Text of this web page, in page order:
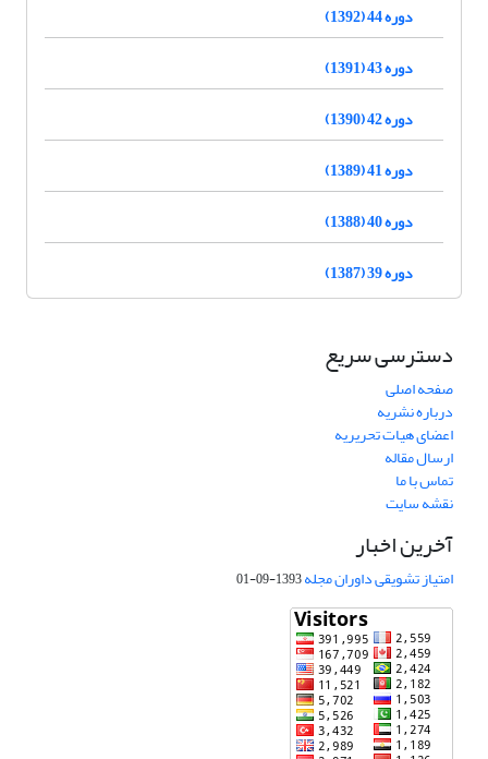
دوره 44 (1392)
دوره 43 (1391)
دوره 42 (1390)
دوره 41 (1389)
دوره 40 (1388)
دوره 39 (1387)
دسترسی سریع
صفحه اصلی
درباره نشریه
اعضای هیات تحریریه
ارسال مقاله
تماس با ما
نقشه سایت
آخرین اخبار
امتیاز تشویقی داوران مجله1393-09-01